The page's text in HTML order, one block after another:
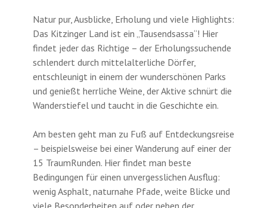
Natur pur, Ausblicke, Erholung und viele Highlights:
Das Kitzinger Land ist ein „Tausendsassa“! Hier
findet jeder das Richtige – der Erholungssuchende
schlendert durch mittelalterliche Dörfer,
entschleunigt in einem der wunderschönen Parks
und genießt herrliche Weine, der Aktive schnürt die
Wanderstiefel und taucht in die Geschichte ein.
Am besten geht man zu Fuß auf Entdeckungsreise
– beispielsweise bei einer Wanderung auf einer der
15 TraumRunden. Hier findet man beste
Bedingungen für einen unvergesslichen Ausflug:
wenig Asphalt, naturnahe Pfade, weite Blicke und
viele Besonderheiten auf oder neben der